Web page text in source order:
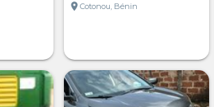
location_on Cotonou, Bénin